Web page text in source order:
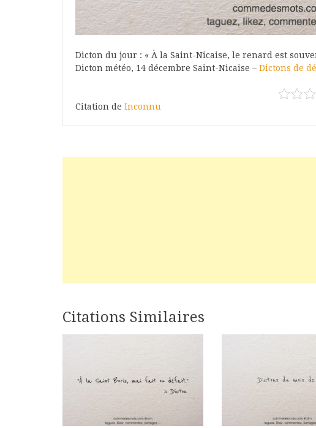
Dicton du jour : « À la Saint-Nicaise, le renard est
Dicton météo, 14 décembre Saint-Nicaise – Dictons de
Citation de Inconnu
Citations Similaires
Navigation
de